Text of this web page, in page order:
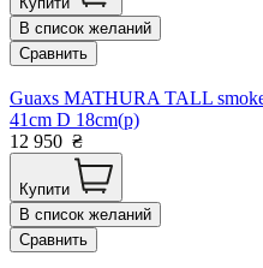
В список желаний
Сравнить
Guaxs MATHURA TALL
41cm D 18cm(р)
12 950 ₴
Купити
В список желаний
Сравнить